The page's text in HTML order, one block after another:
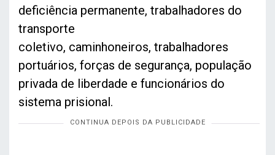
deficiência permanente, trabalhadores do
transporte
coletivo, caminhoneiros, trabalhadores
portuários, forças de segurança, população
privada de liberdade e funcionários do
sistema prisional.